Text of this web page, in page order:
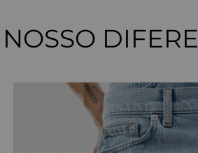
NOSSO